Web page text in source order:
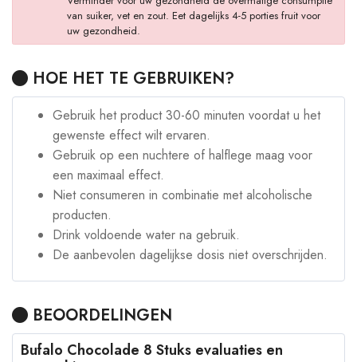
van suiker, vet en zout. Eet dagelijks 4-5 porties fruit voor
uw gezondheid.
HOE HET TE GEBRUIKEN?
Gebruik het product 30-60 minuten voordat u het
gewenste effect wilt ervaren.
Gebruik op een nuchtere of halflege maag voor
een maximaal effect.
Niet consumeren in combinatie met alcoholische
producten.
Drink voldoende water na gebruik.
De aanbevolen dagelijkse dosis niet overschrijden.
BEOORDELINGEN
Bufalo Chocolade 8 Stuks evaluaties en